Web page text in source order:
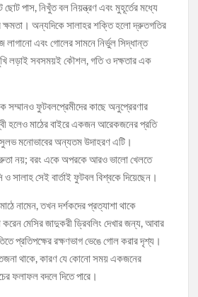
পাস, নিখুঁত বল নিয়ন্ত্রণ এবং মুহূর্তের মধ্যে
ক্ষমতা। অন্যদিকে সালাহর শক্তি হলো দ্রুতগতির
এবং গোলের সামনে নির্ভুল সিদ্ধান্ত
লড়াই সবসময়ই কৌশল, গতি ও দক্ষতার এক
সম্মানও ফুটবলপ্রেমীদের কাছে অনুপ্রেরণার
হলেও মাঠের বাইরে একজন আরেকজনের প্রতি
মনোভাবের অন্যতম উদাহরণ এটি।
নয়; বরং একে অপরকে আরও ভালো খেলতে
সালাহ সেই বার্তাই ফুটবল বিশ্বকে দিয়েছেন।
নামেন, তখন দর্শকদের প্রত্যাশা থাকে
মেসির জাদুকরী ড্রিবলিং দেখার জন্য, আবার
প্রতিপক্ষের রক্ষণভাগ ভেঙে গোল করার দৃশ্য।
থাকে, কারণ যে কোনো সময় একজনের
ফলাফল বদলে দিতে পারে।